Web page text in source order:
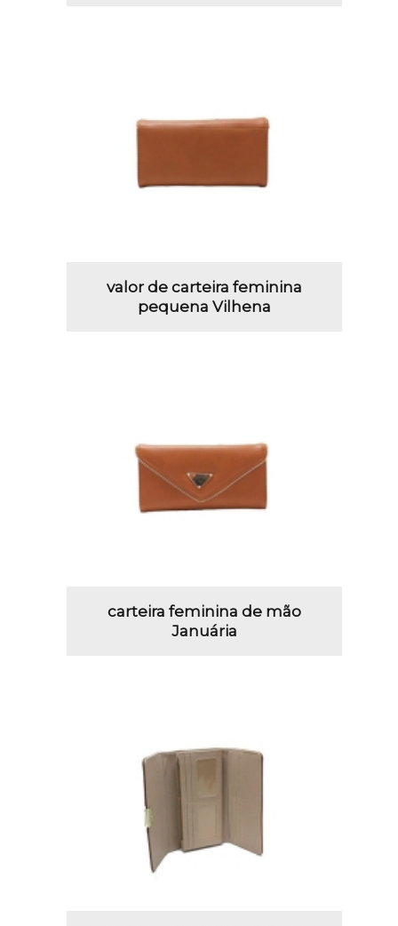
valor de carteira feminina
pequena Vilhena
carteira feminina de mão
Januária